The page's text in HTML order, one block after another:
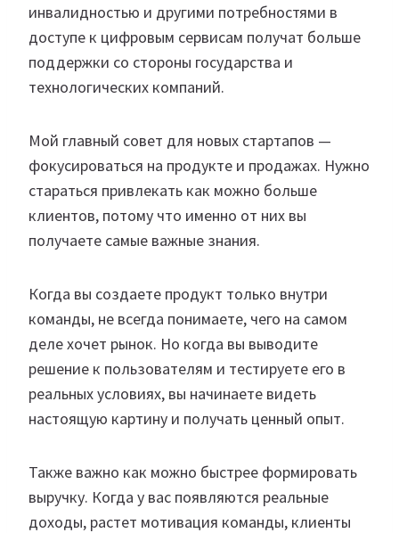
инвалидностью и другими потребностями в
доступе к цифровым сервисам получат больше
поддержки со стороны государства и
технологических компаний.
Мой главный совет для новых стартапов —
фокусироваться на продукте и продажах. Нужно
стараться привлекать как можно больше
клиентов, потому что именно от них вы
получаете самые важные знания.
Когда вы создаете продукт только внутри
команды, не всегда понимаете, чего на самом
деле хочет рынок. Но когда вы выводите
решение к пользователям и тестируете его в
реальных условиях, вы начинаете видеть
настоящую картину и получать ценный опыт.
Также важно как можно быстрее формировать
выручку. Когда у вас появляются реальные
доходы, растет мотивация команды, клиенты